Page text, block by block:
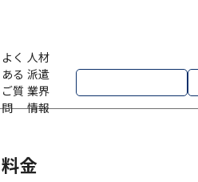
よく
ある
ご質
問
人材
派遣
業界
情報
料金